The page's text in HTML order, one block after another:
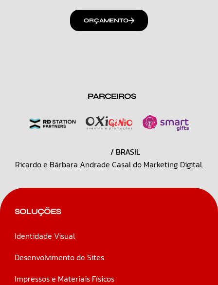
ORÇAMENTO
PARCEIROS
/ BRASIL
Ricardo e Bárbara Andrade Casal do Marketing Digital.
SOLUÇÕES
Identidade Visual
Desenvolvimento de Sites
Impressos e Materiais Físicos